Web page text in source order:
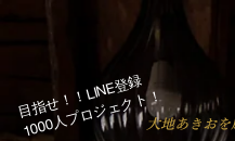
大地あきおを
目指せ！！LINE登録
1000人プロジェクト！​